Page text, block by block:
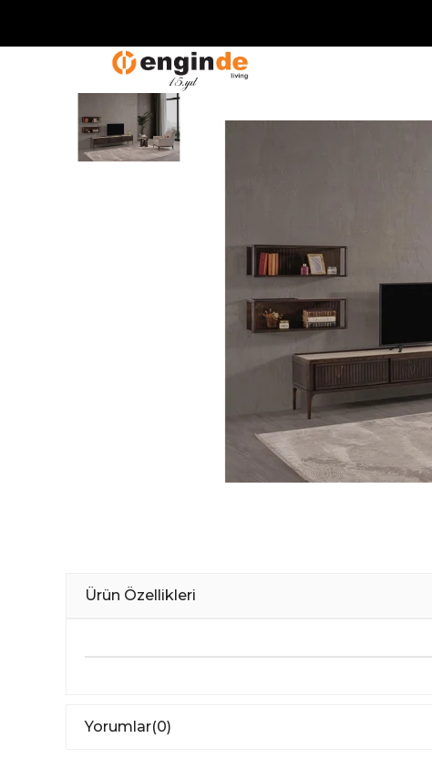
Ürün Özellikleri
Yorumlar(0)